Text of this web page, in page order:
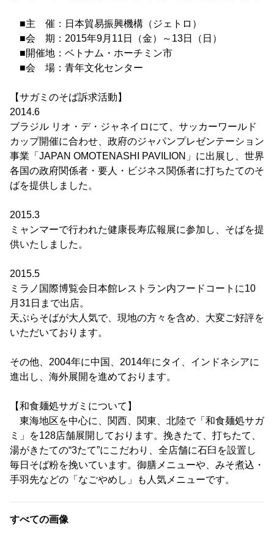
■主 催：日本貿易振興機構（ジェトロ）
■会 期：2015年9月11日（金）～13日（日）
■開催地：ベトナム・ホーチミン市
■会 場：青年文化センター
【サガミのそば訴求活動】
2014.6
ブラジル リオ・デ・ジャネイロにて、サッカーワールド
カップ開催に合わせ、政府のジャパンプレゼンテーション
事業「JAPAN OMOTENASHI PAVILION」に出展し、世界
各国の政府関係者・要人・ビジネス関係者に打ちたてのそ
ばを提供しました。
2015.3
ミャンマーで行われた健康長寿広報展に参加し、そばを提
供いたしました。
2015.5
ミラノ国際博覧会日本館レストラン内フードコートに10
月31日まで出店。
天ぷらそばが大人気で、現地の方々を含め、大変ご好評を
いただいております。
その他、2004年に中国、2014年にタイ、インドネシアに
進出し、海外展開を進めております。
【和食麺処サガミについて】
東海地区を中心に、関西、関東、北陸で「和食麺処サガ
ミ」を128店舗展開しております。挽きたて、打ちたて、
湯がきたての“3たて”にこだわり、全店舗に石臼を設置し
毎日そば粉を挽いています。御膳メニューや、みそ煮込・
手羽先などの「なごやめし」も人気メニューです。
すべての画像